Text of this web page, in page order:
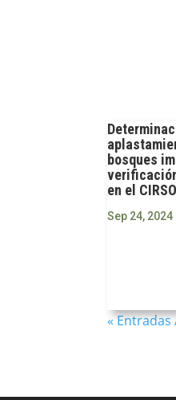
bosques
en el
Sep 24, 2024
«